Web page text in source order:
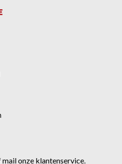
mail onze klantenservice.